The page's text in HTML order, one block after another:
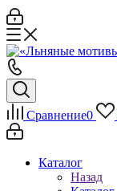
Сравнение0
Каталог
Назад